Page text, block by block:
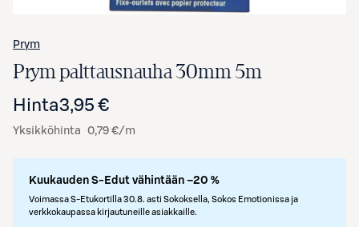
Prym
Prym palttausnauha 30mm 5m
Hinta3,95 €
Yksikköhinta 0,79 €/m
Kuukauden S-Edut vähintään –20 %
Voimassa S-Etukortilla 30.8. asti Sokoksella, Sokos Emotionissa ja
verkkokaupassa kirjautuneille asiakkaille.